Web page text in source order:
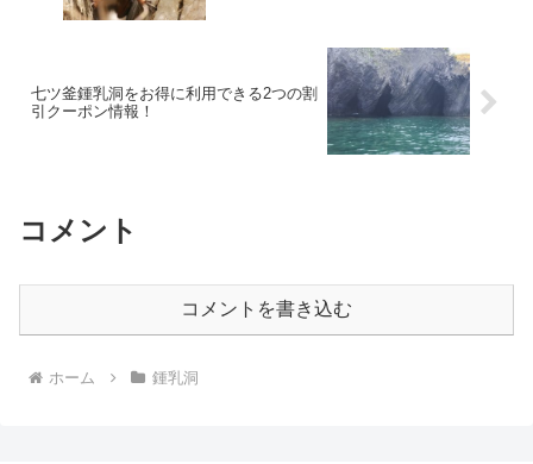
七ツ釜鍾乳洞をお得に利用できる2つの割
引クーポン情報！
コメント
コメントを書き込む
ホーム 鍾乳洞